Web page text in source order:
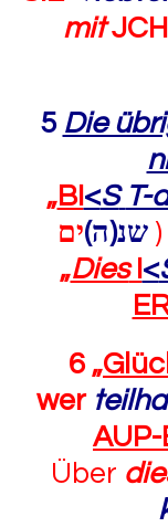
mitJCH
5 Die
„BI <S T-
שנ(ה)
„DiesI <
6 „
wer
AUP-
Über